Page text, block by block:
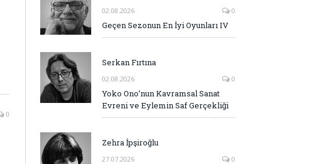
0
02.08.2026 0
Geçen Sezonun En İyi Oyunları IV
Serkan Fırtına
02.08.2026 0
Yoko Ono’nun Kavramsal Sanat
Evreni ve Eylemin Saf Gerçekliği
Zehra İpşiroğlu
27.07.2026 0